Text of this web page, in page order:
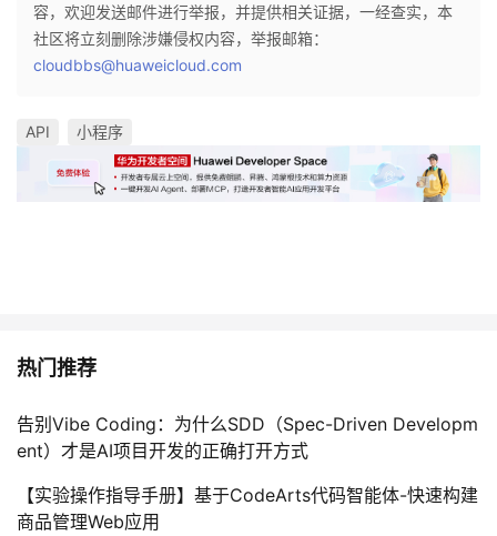
容，欢迎发送邮件进行举报，并提供相关证据，一经查实，本
社区将立刻删除涉嫌侵权内容，举报邮箱：
cloudbbs@huaweicloud.com
API 小程序
热门推荐
告别Vibe Coding：为什么SDD（Spec-Driven Developm
ent）才是AI项目开发的正确打开方式
【实验操作指导手册】基于CodeArts代码智能体-快速构建
商品管理Web应用